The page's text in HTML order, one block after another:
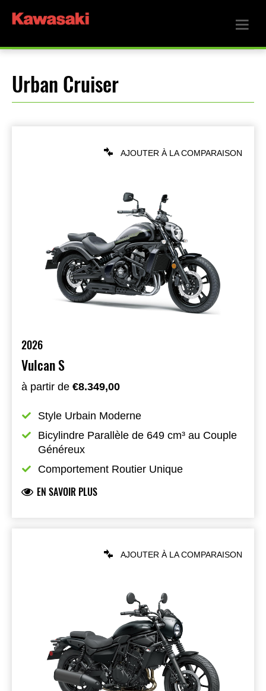
Urban Cruiser
AJOUTER À LA COMPARAISON
2026
Vulcan S
à partir de €8.349,00
Style Urbain Moderne
Bicylindre Parallèle de 649 cm³ au Couple
Généreux
Comportement Routier Unique
EN SAVOIR PLUS
AJOUTER À LA COMPARAISON